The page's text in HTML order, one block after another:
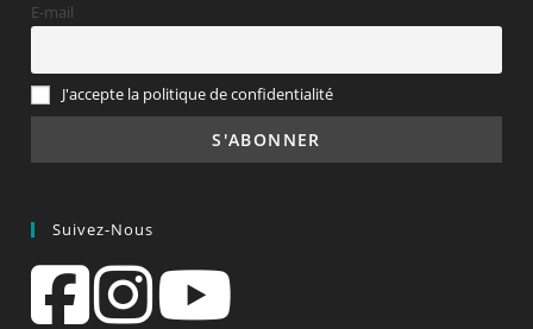
E-mail
J'accepte la politique de confidentialité
Suivez-Nous